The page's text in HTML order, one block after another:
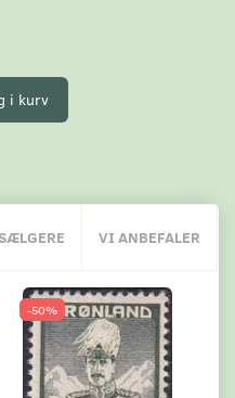
i kurv
VI ANBEFALER
-50%